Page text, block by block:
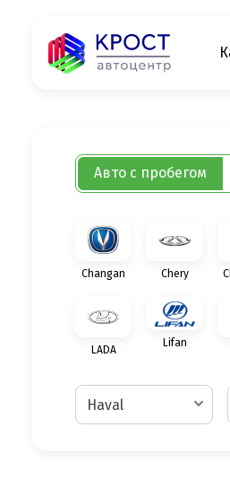
Авто с пробегом
Changan Chery
LADA
Lifan
Haval